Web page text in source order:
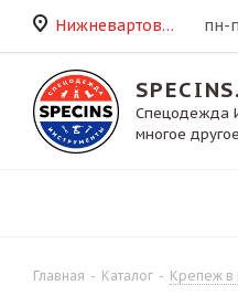
Нижневартовск пн-
Спецодежда
многое другое
Главная - Каталог - Крепеж в